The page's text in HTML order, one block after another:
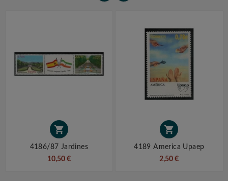

4186/87 Jardines
10,50 €

4189 America Upaep
2,50 €